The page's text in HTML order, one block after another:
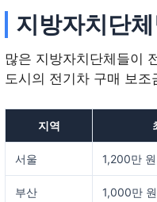
지방자치단
많은 지방자치단체들이
도시의 전기차 구매 보
지역
서울 1,200만 원
부산 1,000만 원